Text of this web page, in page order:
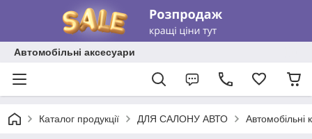
Автомобільні аксесуари
Каталог продукції ДЛЯ САЛОНУ АВТО Автомобільні